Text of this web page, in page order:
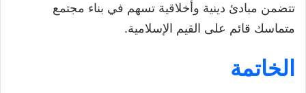
تتضمن مبادئ دينية وأخلاقية تسهم في بناء مجتمع
متماسك قائم على القيم الإسلامية.
الخاتمة